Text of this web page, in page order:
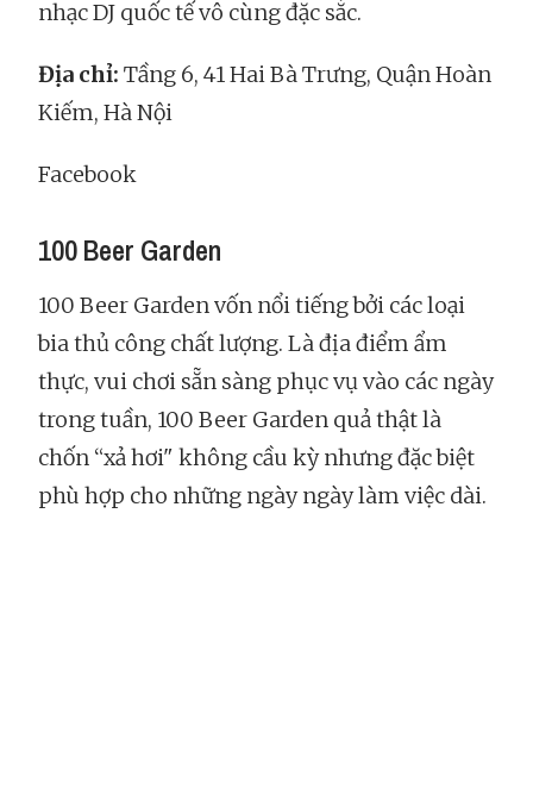
nhạc DJ quốc tế vô cùng đặc sắc.
Địa chỉ: Tầng 6, 41 Hai Bà Trưng, Quận Hoàn
Kiếm, Hà Nội
Facebook
100 Beer Garden
100 Beer Garden vốn nổi tiếng bởi các loại
bia thủ công chất lượng. Là địa điểm ẩm
thực, vui chơi sẵn sàng phục vụ vào các ngày
trong tuần, 100 Beer Garden quả thật là
chốn “xả hơi" không cầu kỳ nhưng đặc biệt
phù hợp cho những ngày ngày làm việc dài.